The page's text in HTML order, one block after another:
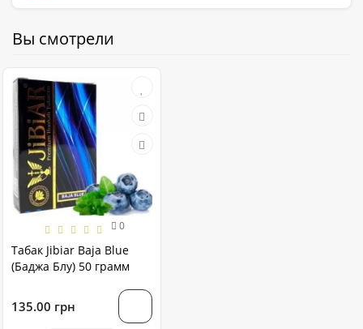
Вы смотрели
0
Табак Jibiar Baja Blue
(Баджа Блу) 50 грамм
135.00 грн